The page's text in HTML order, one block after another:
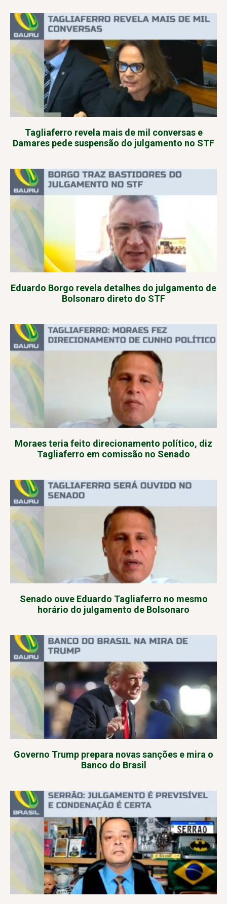
Tagliaferro revela mais de mil conversas e
Damares pede suspensão do julgamento no STF
Eduardo Borgo revela detalhes do julgamento de
Bolsonaro direto do STF
Moraes teria feito direcionamento político, diz
Tagliaferro em comissão no Senado
Senado ouve Eduardo Tagliaferro no mesmo
horário do julgamento de Bolsonaro
Governo Trump prepara novas sanções e mira o
Banco do Brasil